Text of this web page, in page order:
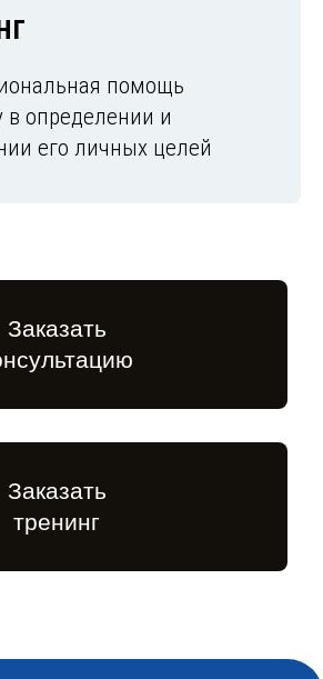
помощь
в определении и
его личных целей
Заказать
Заказать
тренинг